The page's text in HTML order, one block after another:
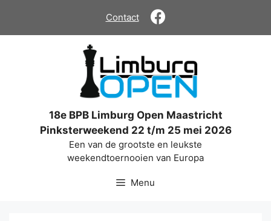
de
Contact
18e BPB Limburg Open Maastricht
Pinksterweekend 22 t/m 25 mei 2026
Een van de grootste en leukste
weekendtoernooien van Europa
Menu